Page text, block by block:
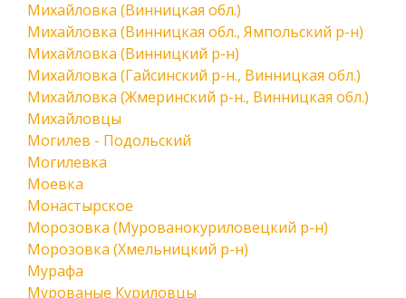
Михайловка (Винницкая обл.)
Михайловка (Винницкая обл., Ямпольский р-н)
Михайловка (Винницкий р-н)
Михайловка (Гайсинский р-н., Винницкая обл.)
Михайловка (Жмеринский р-н., Винницкая обл.)
Михайловцы
Могилев - Подольский
Могилевка
Моевка
Монастырское
Морозовка (Мурованокуриловецкий р-н)
Морозовка (Хмельницкий р-н)
Мурафа
Мурованые Куриловцы